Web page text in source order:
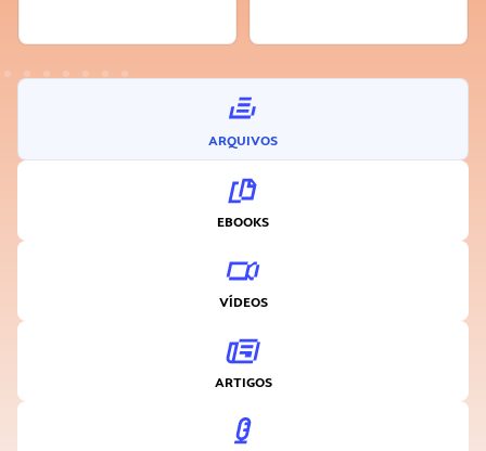
ARQUIVOS
EBOOKS
VÍDEOS
ARTIGOS